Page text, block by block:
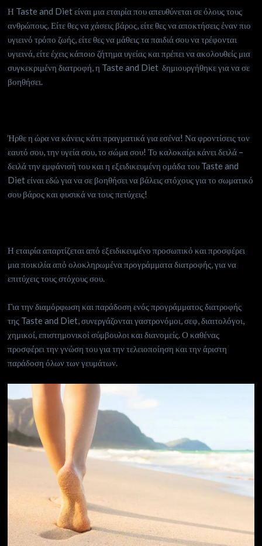
Η Taste and Diet είναι μια εταιρία που απευθύνεται σε όλους τους
ανθρώπους. Είτε θες να χάσεις βάρος, είτε θες να αποκτήσεις έναν πιο
υγιεινό τρόπο ζωής, είτε θες να μάθεις τα παιδιά σου να τρέφονται
υγιεινά, είτε έχεις κάποιο ζήτημα υγείας και πρέπει να ακολουθείς μια
συγκεκριμένη διατροφή, η Taste and Diet δημιουργήθηκε για να σε
βοηθήσει.
Ήρθε η ώρα να κάνεις κάτι πραγματικά για εσένα! Να φροντίσεις τον
εαυτό σου, την υγεία σου, το σώμα σου! Το καλοκαίρι κάνει δειλά –
δειλά την εμφάνισή του και η εξειδικευμένη ομάδα του Taste and
Diet είναι εδώ για να σε βοηθήσει να βάλεις στόχους για το σωματικό
σου βάρος και φυσικά να τους πετύχεις!
Η εταιρία απαρτίζεται από εξειδικευμένο προσωπικό και προσφέρει
μια ποικιλία από ολοκληρωμένα προγράμματα διατροφής, για να
επιτύχεις τους στόχους σου.
Για την διαμόρφωση και παράδοση ενός προγράμματος διατροφής
της Taste and Diet, συνεργάζονται γαστρονόμοι, σεφ, διαιτολόγοι,
χημικοί, επιστημονικοί σύμβουλοι και διανομείς. Ο καθένας
προσφέρει την γνώση του για την τελειοποίηση και την άριστη
παράδοση όλων των γευμάτων.